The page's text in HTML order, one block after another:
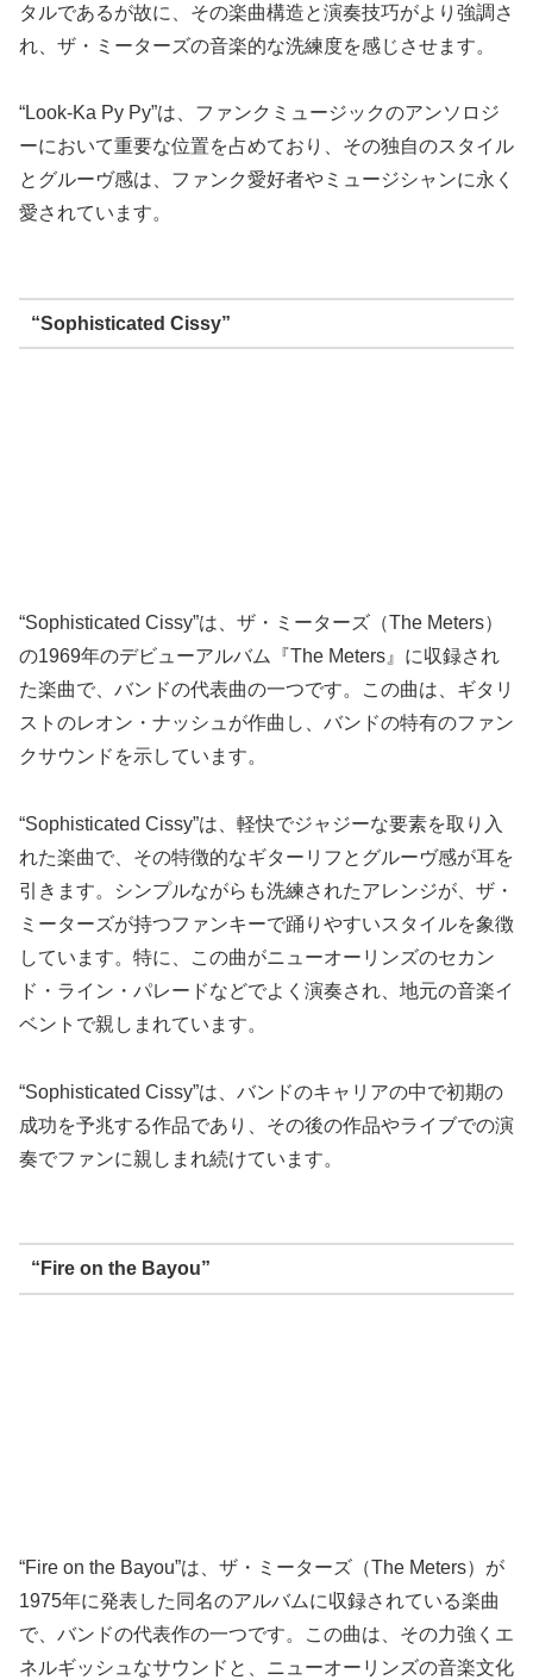
タルであるが故に、その楽曲構造と演奏技巧がより強調さ
れ、ザ・ミーターズの音楽的な洗練度を感じさせます。
“Look-Ka Py Py”は、ファンクミュージックのアンソロジ
ーにおいて重要な位置を占めており、その独自のスタイル
とグルーヴ感は、ファンク愛好者やミュージシャンに永く
愛されています。
“Sophisticated Cissy”
“Sophisticated Cissy”は、ザ・ミーターズ（The Meters）
の1969年のデビューアルバム『The Meters』に収録され
た楽曲で、バンドの代表曲の一つです。この曲は、ギタリ
ストのレオン・ナッシュが作曲し、バンドの特有のファン
クサウンドを示しています。
“Sophisticated Cissy”は、軽快でジャジーな要素を取り入
れた楽曲で、その特徴的なギターリフとグルーヴ感が耳を
引きます。シンプルながらも洗練されたアレンジが、ザ・
ミーターズが持つファンキーで踊りやすいスタイルを象徴
しています。特に、この曲がニューオーリンズのセカン
ド・ライン・パレードなどでよく演奏され、地元の音楽イ
ベントで親しまれています。
“Sophisticated Cissy”は、バンドのキャリアの中で初期の
成功を予兆する作品であり、その後の作品やライブでの演
奏でファンに親しまれ続けています。
“Fire on the Bayou”
“Fire on the Bayou”は、ザ・ミーターズ（The Meters）が
1975年に発表した同名のアルバムに収録されている楽曲
で、バンドの代表作の一つです。この曲は、その力強くエ
ネルギッシュなサウンドと、ニューオーリンズの音楽文化